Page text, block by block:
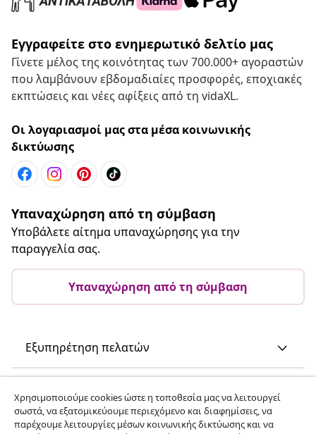
Εγγραφείτε στο ενημερωτικό δελτίο μας
Γίνετε μέλος της κοινότητας των 700.000+ αγοραστών
που λαμβάνουν εβδομαδιαίες προσφορές, εποχιακές
εκπτώσεις και νέες αφίξεις από τη vidaXL.
Οι λογαριασμοί μας στα μέσα κοινωνικής
δικτύωσης
Υπαναχώρηση από τη σύμβαση
Υποβάλετε αίτημα υπαναχώρησης για την
παραγγελία σας.
Υπαναχώρηση από τη σύμβαση
Εξυπηρέτηση πελατών
vidaXL
Χρησιμοποιούμε cookies ώστε η τοποθεσία μας να λειτουργεί
σωστά, να εξατομικεύουμε περιεχόμενο και διαφημίσεις, να
παρέχουμε λειτουργίες μέσων κοινωνικής δικτύωσης και να